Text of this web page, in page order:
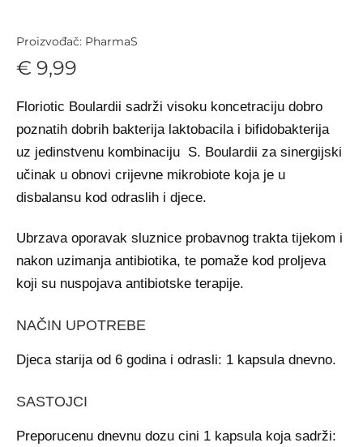
Proizvođač: PharmaS
€ 9,99
Floriotic Boulardii sadrži visoku koncetraciju dobro
poznatih dobrih bakterija laktobacila i bifidobakterija
uz jedinstvenu kombinaciju S. Boulardii za sinergijski
učinak u obnovi crijevne mikrobiote koja je u
disbalansu kod odraslih i djece.
Ubrzava oporavak sluznice probavnog trakta tijekom i
nakon uzimanja antibiotika, te pomaže kod proljeva
koji su nuspojava antibiotske terapije.
NAČIN UPOTREBE
Djeca starija od 6 godina i odrasli: 1 kapsula dnevno.
SASTOJCI
Preporucenu dnevnu dozu cini 1 kapsula koja sadrži: